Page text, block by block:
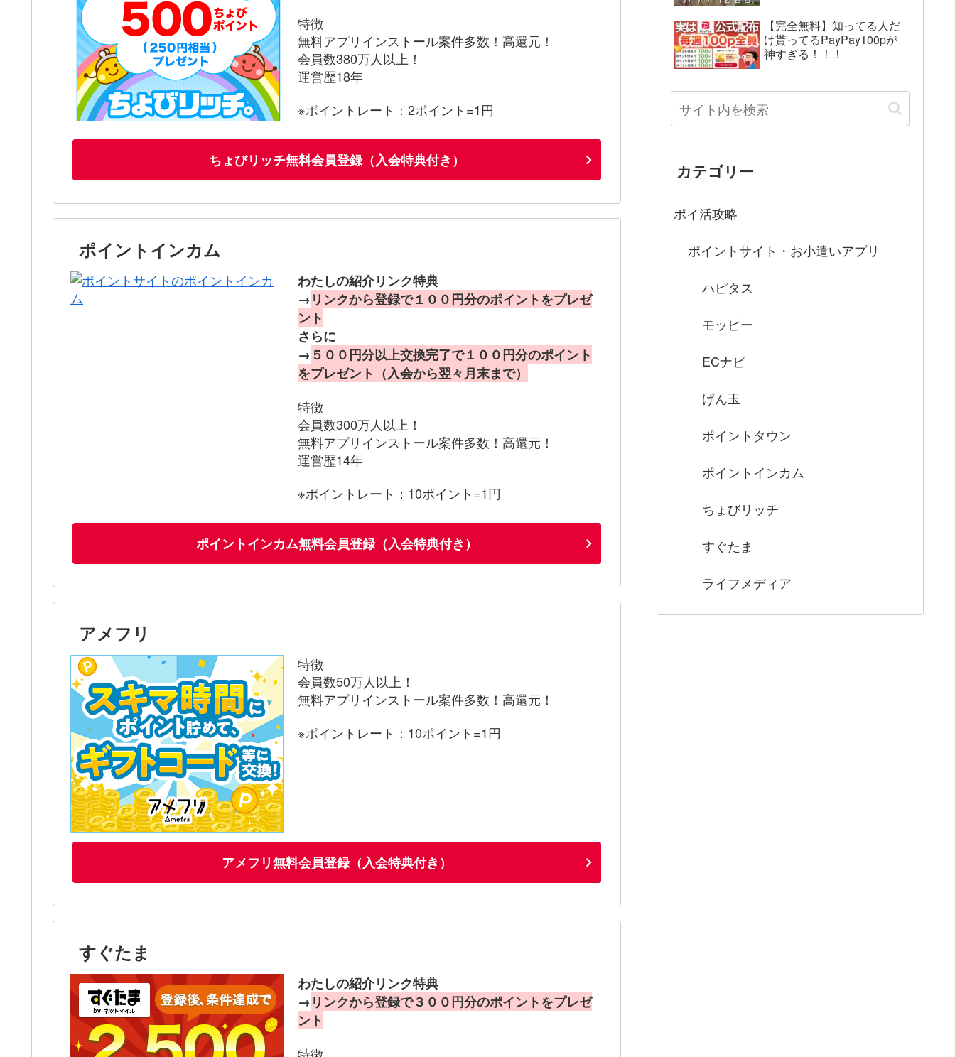
特徴
無料アプリインストール案件多数！高還元！
会員数380万人以上！
運営歴18年
※ポイントレート：2ポイント=1円
ちょびリッチ無料会員登録（入会特典付き）
ポイントインカム
わたしの紹介リンク特典
→ リンクから登録で１００円分のポイントをプレゼ
ント
さらに
→ ５００円分以上交換完了で１００円分のポイント
をプレゼント（入会から翌々月末まで）
特徴
会員数300万人以上！
無料アプリインストール案件多数！高還元！
運営歴14年
※ポイントレート：10ポイント=1円
ポイントインカム無料会員登録（入会特典付き）
アメフリ
特徴
会員数50万人以上！
無料アプリインストール案件多数！高還元！
※ポイントレート：10ポイント=1円
アメフリ無料会員登録（入会特典付き）
すぐたま
わたしの紹介リンク特典
→ リンクから登録で３００円分のポイントをプレゼ
ント
特徴
【完全無料】知ってる人だ
け貰ってるPayPay100pが
神すぎる！！！
カテゴリー
ポイ活攻略
ポイントサイト・お小遣いアプリ
ハピタス
モッピー
ECナビ
げん玉
ポイントタウン
ポイントインカム
ちょびリッチ
すぐたま
ライフメディア